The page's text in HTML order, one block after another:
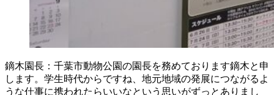
鏑木園長：千葉市動物公園の園長を務めております鏑木と申
します。学生時代からですね、地元地域の発展につながるよ
うな仕事に携われたらいいなという思いがずっとありまし